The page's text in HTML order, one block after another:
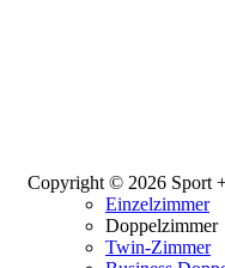
Copyright © 2026 Sport
Einzelzimmer
Doppelzimmer
Twin-Zimmer